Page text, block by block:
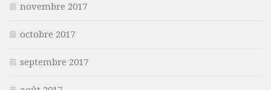
novembre 2017
octobre 2017
septembre 2017